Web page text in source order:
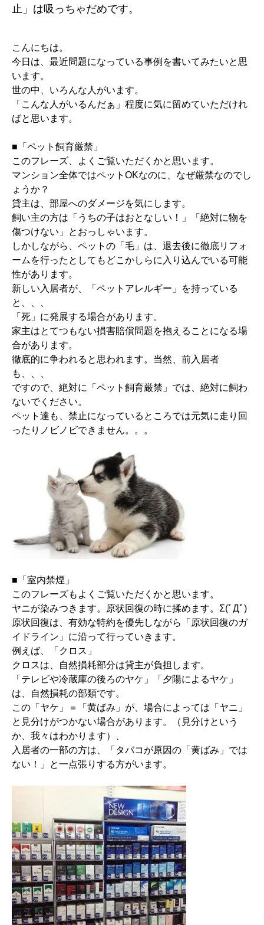
止」は吸っちゃだめです。
こんにちは。
今日は、最近問題になっている事例を書いてみたいと思
います。
世の中、いろんな人がいます。
「こんな人がいるんだぁ」程度に気に留めていただけれ
ばと思います。
■「ペット飼育厳禁」
このフレーズ、よくご覧いただくかと思います。
マンション全体ではペットOKなのに、なぜ厳禁なのでし
ょうか？
貸主は、部屋へのダメージを気にします。
飼い主の方は「うちの子はおとなしい！」「絶対に物を
傷つけない」とおっしゃいます。
しかしながら、ペットの「毛」は、退去後に徹底リフォ
ームを行ったとしてもどこかしらに入り込んでいる可能
性があります。
新しい入居者が、「ペットアレルギー」を持っている
と、、、
「死」に発展する場合があります。
家主はとてつもない損害賠償問題を抱えることになる場
合があります。
徹底的に争われると思われます。当然、前入居者
も、、、
ですので、絶対に「ペット飼育厳禁」では、絶対に飼わ
ないでください。
ペット達も、禁止になっているところでは元気に走り回
ったりノビノビできません。。。
■「室内禁煙」
このフレーズもよくご覧いただくかと思います。
ヤニが染みつきます。原状回復の時に揉めます。Σ(ﾟДﾟ)
原状回復は、有効な特約を優先しながら「原状回復のガ
イドライン」に沿って行っていきます。
例えば、「クロス」
クロスは、自然損耗部分は貸主が負担します。
「テレビや冷蔵庫の後ろのヤケ」「夕陽によるヤケ」
は、自然損耗の部類です。
この「ヤケ」＝「黄ばみ」が、場合によっては「ヤニ」
と見分けがつかない場合があります。（見分けという
か、我々はわかります）、
入居者の一部の方は、「タバコが原因の「黄ばみ」では
ない！」と一点張りする方がいます。